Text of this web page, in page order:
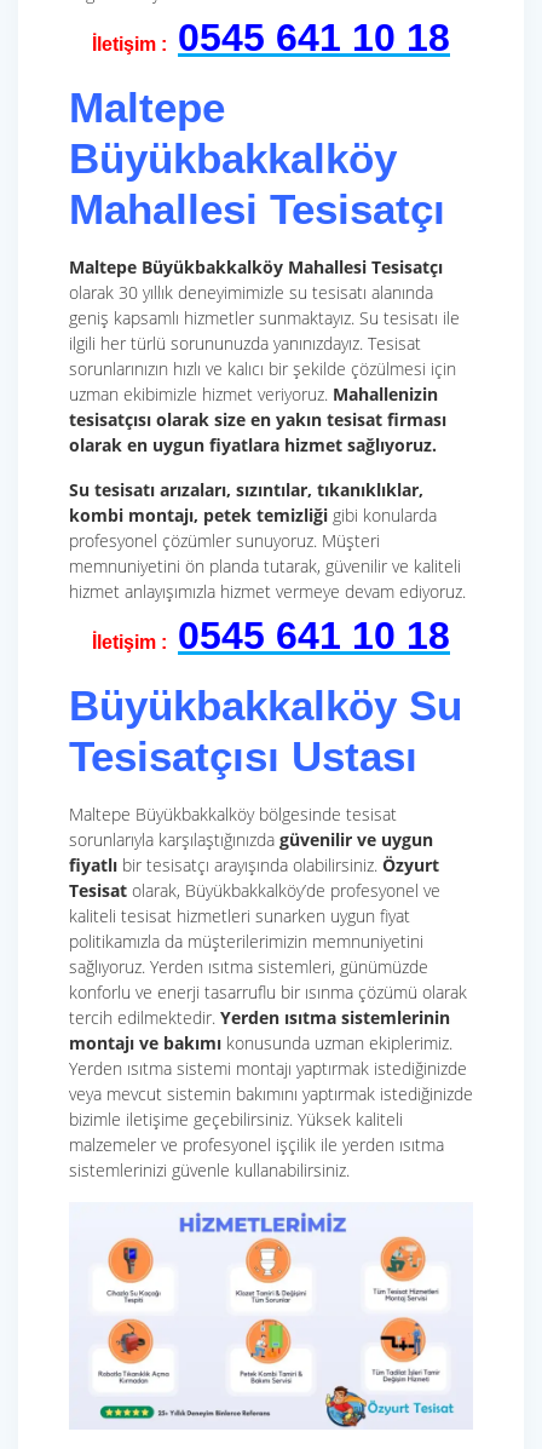
İletişim : 0545 641 10 18
Maltepe
Büyükbakkalköy
Mahallesi Tesisatçı
Maltepe Büyükbakkalköy Mahallesi Tesisatçı
olarak 30 yıllık deneyimimizle su tesisatı alanında
geniş kapsamlı hizmetler sunmaktayız. Su tesisatı ile
ilgili her türlü sorununuzda yanınızdayız. Tesisat
sorunlarınızın hızlı ve kalıcı bir şekilde çözülmesi için
uzman ekibimizle hizmet veriyoruz. Mahallenizin
tesisatçısı olarak size en yakın tesisat firması
olarak en uygun fiyatlara hizmet sağlıyoruz.
Su tesisatı arızaları, sızıntılar, tıkanıklıklar,
kombi montajı, petek temizliği gibi konularda
profesyonel çözümler sunuyoruz. Müşteri
memnuniyetini ön planda tutarak, güvenilir ve kaliteli
hizmet anlayışımızla hizmet vermeye devam ediyoruz.
İletişim : 0545 641 10 18
Büyükbakkalköy Su
Tesisatçısı Ustası
Maltepe Büyükbakkalköy bölgesinde tesisat
sorunlarıyla karşılaştığınızda güvenilir ve uygun
fiyatlı bir tesisatçı arayışında olabilirsiniz. Özyurt
Tesisat olarak, Büyükbakkalköy’de profesyonel ve
kaliteli tesisat hizmetleri sunarken uygun fiyat
politikamızla da müşterilerimizin memnuniyetini
sağlıyoruz. Yerden ısıtma sistemleri, günümüzde
konforlu ve enerji tasarruflu bir ısınma çözümü olarak
tercih edilmektedir. Yerden ısıtma sistemlerinin
montajı ve bakımı konusunda uzman ekiplerimiz.
Yerden ısıtma sistemi montajı yaptırmak istediğinizde
veya mevcut sistemin bakımını yaptırmak istediğinizde
bizimle iletişime geçebilirsiniz. Yüksek kaliteli
malzemeler ve profesyonel işçilik ile yerden ısıtma
sistemlerinizi güvenle kullanabilirsiniz.